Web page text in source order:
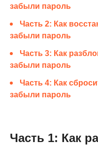
забыли пароль
Часть 2: Как
забыли пароль
Часть 3: Как
забыли пароль
Часть 4: Как
забыли пароль
Часть 1: Как